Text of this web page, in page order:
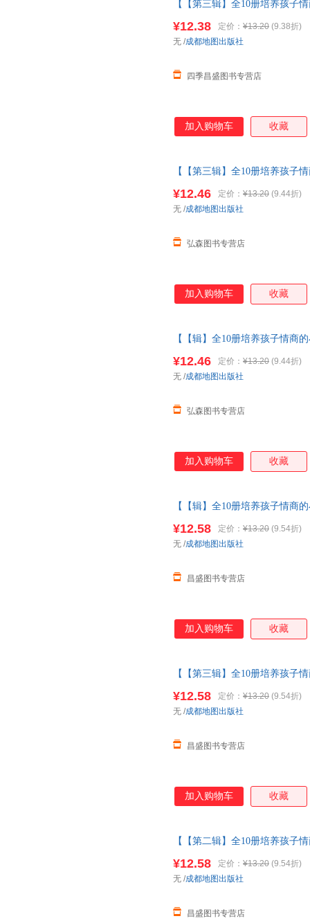
【【第三辑】全10册培养孩子
取
¥12.38 定价： ¥13.20 (9.38折)
四季昌盛图书专营店
无 /成都地图出版社
加入购物车 收藏
【【第三辑】全10册培养孩子
¥12.46 定价： ¥13.20 (9.44折)
弘森图书专营店
无 /成都地图出版社
加入购物车 收藏
【【辑】全10册培养孩子情商
¥12.46 定价： ¥13.20 (9.44折)
弘森图书专营店
无 /成都地图出版社
加入购物车 收藏
【【辑】全10册培养孩子情商
¥12.58 定价： ¥13.20 (9.54折)
昌盛图书专营店
无 /成都地图出版社
加入购物车 收藏
【【第三辑】全10册培养孩子
¥12.58 定价： ¥13.20 (9.54折)
昌盛图书专营店
无 /成都地图出版社
加入购物车 收藏
【【第二辑】全10册培养孩子
¥12.58 定价： ¥13.20 (9.54折)
昌盛图书专营店
无 /成都地图出版社